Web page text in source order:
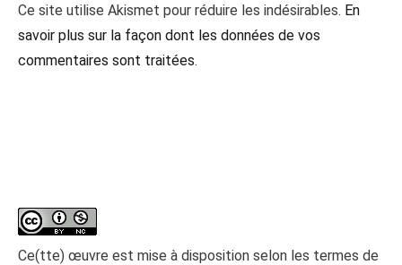
Ce site utilise Akismet pour réduire les indésirables. En
savoir plus sur la façon dont les données de vos
commentaires sont traitées.
Ce(tte) œuvre est mise à disposition selon les termes de